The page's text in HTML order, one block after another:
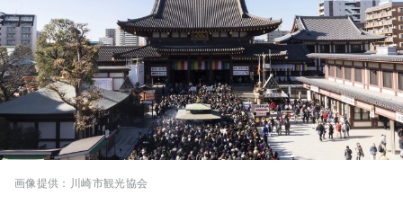
されている漫画「ドラえもん」を生んだ漫画
家「藤子・F・不二雄」の作品の原画や実際に
藤子・F・不二雄が使用した机等が展示されて
います。また、実物大のアイテムが設置さ
れ、作中の食べ物を実際にたべることができ
るなど、作品の世界に入り込むことができる
施設です。 ◇川崎山王祭 稲毛神社で例年8月
に執り行われる川崎地域最大のお祭りで、大
画像提供：川崎市観光協会